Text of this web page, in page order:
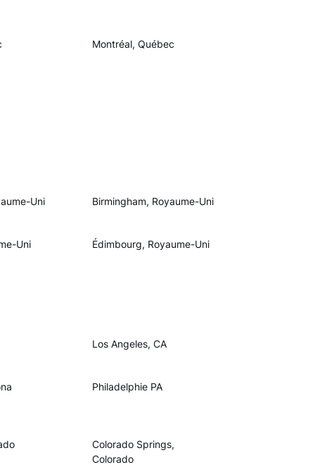
Montréal, Québec
Uni Birmingham, Royaume-Uni
Uni Édimbourg, Royaume-Uni
Los Angeles, CA
Philadelphie PA
Colorado Springs,
Colorado